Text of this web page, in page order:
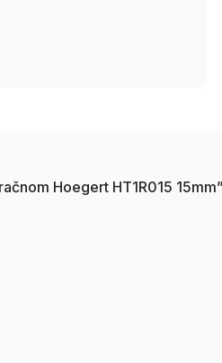
Hoegert HT1R015 15mm”